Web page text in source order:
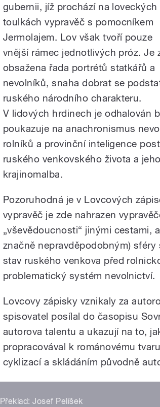
gubernii, jíž prochází na loveckých
toulkách vypravěč s pomocníkem
Jermolajem. Lov však tvoří pouze
vnější rámec jednotlivých próz. Je
obsažena řada portrétů statkářů a
nevolníků, snaha dobrat se
ruského národního charakteru.
V lidových hrdinech je odhalován
poukazuje na anachronismus
rolníků a provinční inteligence
ruského venkovského života a
krajinomalba.
Pozoruhodná je v Lovcových
vypravěč je zde nahrazen
„vševědoucnosti“ jinými cestami,
značně nepravděpodobným)
stav ruského venkova před
problematický systém nevolnictví.
Lovcovy zápisky vznikaly za
spisovatel posílal do časopisu
autorova talentu a ukazují na to,
propracovával k románovému
cyklizací a skládáním původně
Překlad: Josef Pelíšek